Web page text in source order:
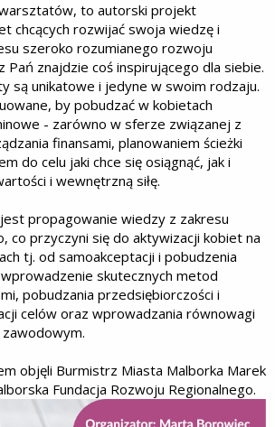
warsztatów, to autorski projekt
chcących rozwijać swoja wiedzę i
szeroko rozumianego rozwoju
Pań znajdzie coś inspirującego dla siebie.
są unikatowe i jedyne w swoim rodzaju.
by pobudzać w kobietach
- zarówno w sferze związanej z
finansami, planowaniem ścieżki
do celu jaki chce się osiągnąć, jak i
i wewnętrzną siłę.
jest propagowanie wiedzy z zakresu
co przyczyni się do aktywizacji kobiet na
tj. od samoakceptacji i pobudzenia
skutecznych metod
pobudzania przedsiębiorczości i
celów oraz wprowadzania równowagi
objęli Burmistrz Miasta Malborka Marek
Fundacja Rozwoju Regionalnego.